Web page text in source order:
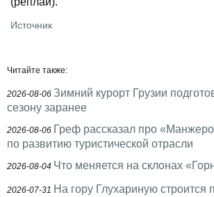
Источник
Читайте также:
2026-08-06 Зимний курорт Грузии
сезону заранее
2026-08-06 Греф рассказал про
по развитию туристической отрасли
2026-08-04 Что меняется на склонах
2026-07-31 На гору Глухариную строится